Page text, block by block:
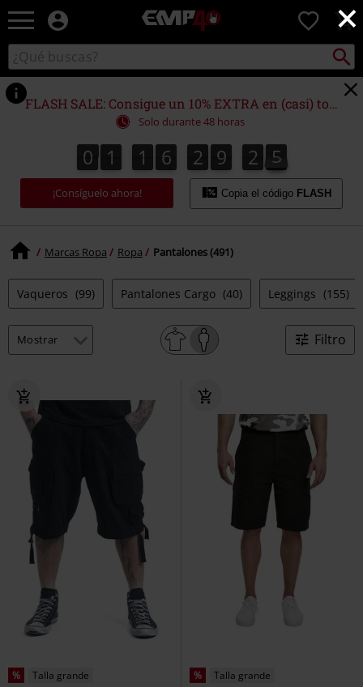
×
EMP
Música,
TV
Gaming
Merch
Ropa
Alternativa
0
Buscar
en
el
catálogo
Buscar
FLASH SALE: Consigue un 10% EXTRA en (casi) todo
Solo durante 48 horas
0
0 1
1 1
1 6
6 2
2 9
9 2
2
2
2 3
4
3
5
4
¡Consíguelo ahora! Copia el código FLASH
Marcas Ropa Ropa Pantalones (491)
Vaqueros (99) Pantalones Cargo (40) Leggings (155)
Filtro
% Talla grande % Talla grande